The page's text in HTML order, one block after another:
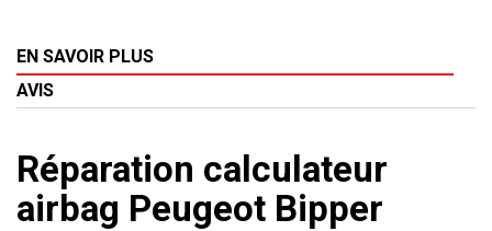
EN SAVOIR PLUS
AVIS
Réparation calculateur
airbag Peugeot Bipper